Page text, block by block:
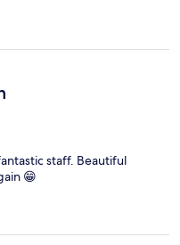
staff. Beautiful
😁